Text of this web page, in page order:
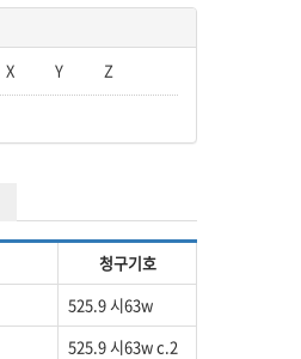
X Y
Z
청구기호
525.9 시63w
525.9 시63w c.2